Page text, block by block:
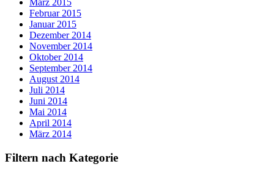
März 2015
Februar 2015
Januar 2015
Dezember 2014
November 2014
Oktober 2014
September 2014
August 2014
Juli 2014
Juni 2014
Mai 2014
April 2014
März 2014
Filtern nach Kategorie